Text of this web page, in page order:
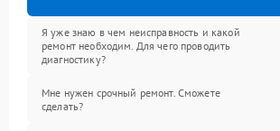
Я уже знаю в чем неисправность и какой
ремонт необходим. Для чего проводить
диагностику?
Мне нужен срочный ремонт. Сможете
сделать?